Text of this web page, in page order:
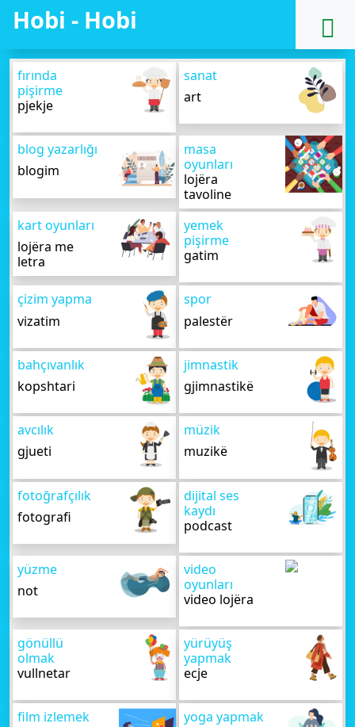
Hobi - Hobi
fırında
pişirme
pjekje
sanat
art
blog yazarlığı
blogim
masa
oyunları
lojëra
tavoline
kart oyunları
lojëra me
letra
yemek
pişirme
gatim
çizim yapma
vizatim
spor
palestër
bahçıvanlık
kopshtari
jimnastik
gjimnastikë
avcılık
gjueti
müzik
muzikë
fotoğrafçılık
fotografi
dijital ses
kaydı
podcast
yüzme
not
video
oyunları
video lojëra
gönüllü
olmak
vullnetar
yürüyüş
yapmak
ecje
film izlemek
yoga yapmak